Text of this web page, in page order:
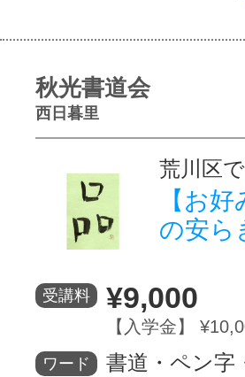
秋光書道会
西日暮里
荒川区
【お
の安ら
受講料 ¥9,000
【入学金】
ワード
書道・ペン字